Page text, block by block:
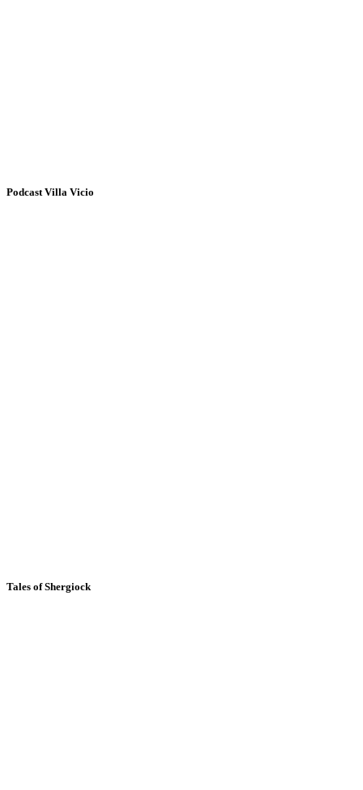
Podcast Villa Vicio
Tales of Shergiock